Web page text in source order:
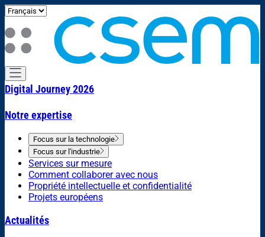
Digital Journey 2026
Notre expertise
Focus sur la technologie
Focus sur l'industrie
Services sur mesure
Comment collaborer avec nous
Propriété intellectuelle et confidentialité
Projets européens
Actualités